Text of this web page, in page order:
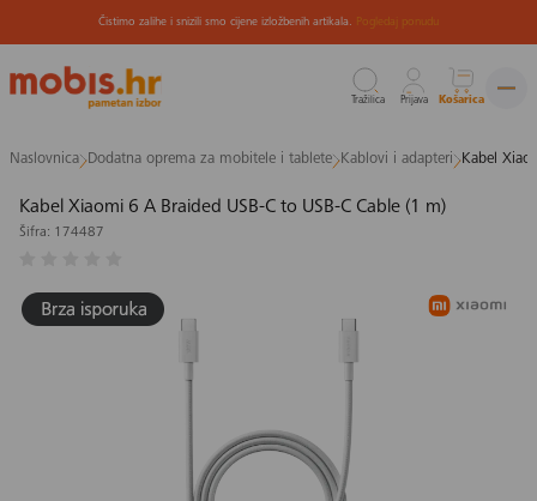
na
sadržaj
Čistimo zalihe i snizili smo cijene izložbenih artikala. Pogledaj ponudu
Tražilica Prijava Košarica
Naslovnica Dodatna oprema za mobitele i tablete Kablovi i adapteri Kabel
Kabel Xiaomi 6 A Braided USB-C to USB-C Cable (1 m)
Šifra: 174487